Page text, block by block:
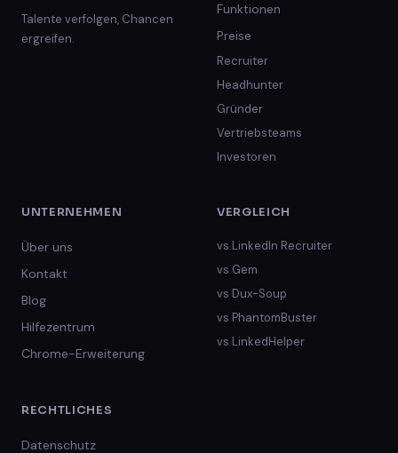
Talente verfolgen, Chancen
ergreifen.
Funktionen
Preise
Recruiter
Headhunter
Gründer
Vertriebsteams
Investoren
UNTERNEHMEN
Über uns
Kontakt
Blog
Hilfezentrum
Chrome-Erweiterung
VERGLEICH
vs LinkedIn Recruiter
vs Gem
vs Dux-Soup
vs PhantomBuster
vs LinkedHelper
RECHTLICHES
Datenschutz